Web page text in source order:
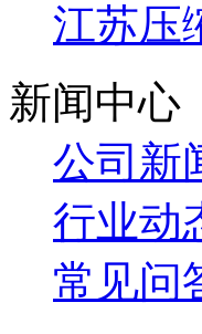
江苏压
新闻中心
公司新
行业动
常见问